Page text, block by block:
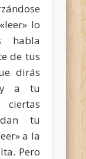
lo
habla
de tus
dirás
a tu
tu
a la
Pero